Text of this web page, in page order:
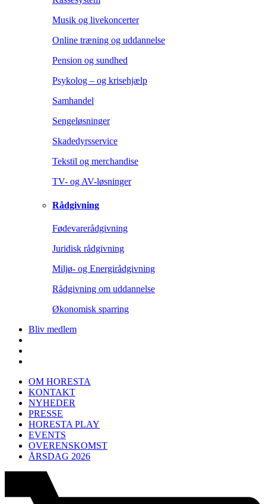
Musik og livekoncerter
Online træning og uddannelse
Pension og sundhed
Psykolog – og krisehjælp
Samhandel
Sengeløsninger
Skadedyrsservice
Tekstil og merchandise
TV- og AV-løsninger
Rådgivning
Fødevarerådgivning
Juridisk rådgivning
Miljø- og Energirådgivning
Rådgivning om uddannelse
Økonomisk sparring
Bliv medlem
OM HORESTA
KONTAKT
NYHEDER
PRESSE
HORESTA PLAY
EVENTS
OVERENSKOMST
ÅRSDAG 2026